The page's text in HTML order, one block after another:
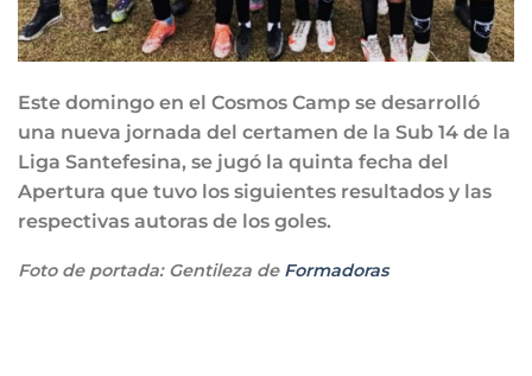
Este domingo en el Cosmos Camp se desarrolló
una nueva jornada del certamen de la Sub 14 de la
Liga Santefesina, se jugó la quinta fecha del
Apertura que tuvo los siguientes resultados y las
respectivas autoras de los goles.
Foto de portada: Gentileza de Formadoras